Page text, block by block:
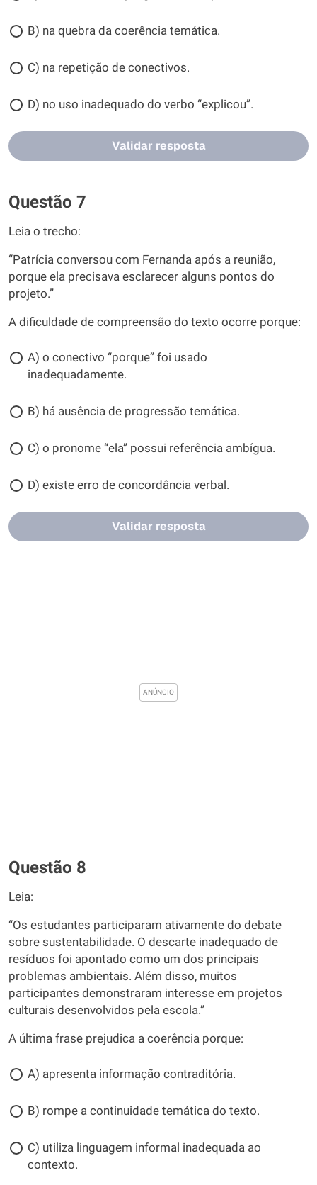
B) na quebra da coerência temática.
C) na repetição de conectivos.
D) no uso inadequado do verbo “explicou”.
Validar resposta
Questão 7
Leia o trecho:
“Patrícia conversou com Fernanda após a reunião,
porque ela precisava esclarecer alguns pontos do
projeto.”
A dificuldade de compreensão do texto ocorre porque:
A) o conectivo “porque” foi usado
inadequadamente.
B) há ausência de progressão temática.
C) o pronome “ela” possui referência ambígua.
D) existe erro de concordância verbal.
Validar resposta
Questão 8
Leia:
“Os estudantes participaram ativamente do debate
sobre sustentabilidade. O descarte inadequado de
resíduos foi apontado como um dos principais
problemas ambientais. Além disso, muitos
participantes demonstraram interesse em projetos
culturais desenvolvidos pela escola.”
A última frase prejudica a coerência porque:
A) apresenta informação contraditória.
B) rompe a continuidade temática do texto.
C) utiliza linguagem informal inadequada ao
contexto.